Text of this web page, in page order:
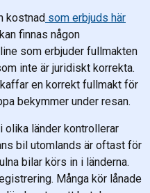
kostnad som erbjuds här
finnas någon
som erbjuder fullmakten
inte är juridiskt korrekta.
en korrekt fullmakt för
bekymmer under resan.
olika länder kontrollerar
bil utomlands är oftast för
bilar körs in i länderna.
Många kör lånade